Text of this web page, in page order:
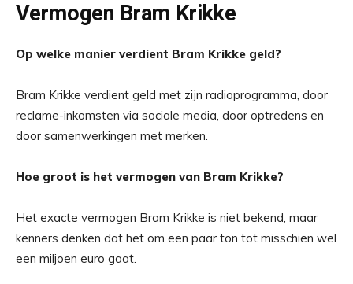
Vermogen Bram Krikke
Op welke manier verdient Bram Krikke geld?
Bram Krikke verdient geld met zijn radioprogramma, door
reclame-inkomsten via sociale media, door optredens en
door samenwerkingen met merken.
Hoe groot is het vermogen van Bram Krikke?
Het exacte vermogen Bram Krikke is niet bekend, maar
kenners denken dat het om een paar ton tot misschien wel
een miljoen euro gaat.